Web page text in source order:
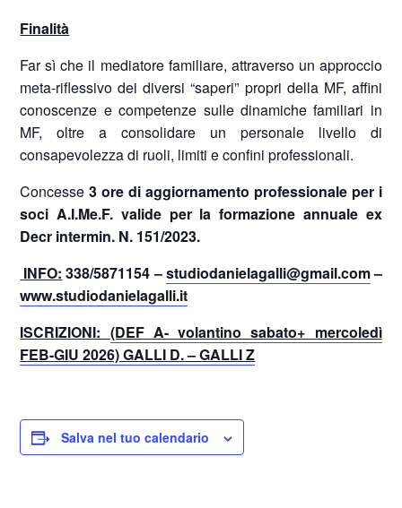
Finalità
Far sì che il mediatore familiare, attraverso un approccio
meta-riflessivo dei diversi “saperi” propri della MF, affini
conoscenze e competenze sulle dinamiche familiari in
MF, oltre a consolidare un personale livello di
consapevolezza di ruoli, limiti e confini professionali.
Concesse3 ore di aggiornamento professionale per i
soci A.I.Me.F. valide per la formazione annuale ex
Decr intermin. N. 151/2023.
INFO: 338/5871154 –studiodanielagalli@gmail.com–
www.studiodanielagalli.it
ISCRIZIONI: (DEF A- volantino sabato+ mercoledì
FEB-GIU 2026) GALLI D. – GALLI Z
Salva nel tuo calendario